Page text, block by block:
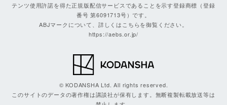
テンツ使用許諾を得た正規版配信サービスであることを示す登録商標（登録
番号 第6091713号）です。
ABJマークについて、詳しくはこちらを御覧ください。
https://aebs.or.jp/
© KODANSHA Ltd. All rights reserved.
このサイトのデータの著作権は講談社が保有します。無断複製転載放送等は